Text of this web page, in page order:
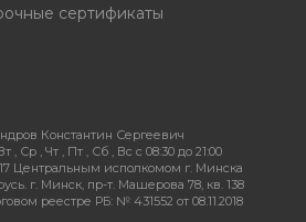
сертификаты
Константин Сергеевич
, Ср , Чт , Пт , Сб , Вс c 08:30 до 21:00
Центральным исполкомом г. Минска
г. Минск, пр-т. Машерова 78, кв. 138
реестре РБ: № 431552 от 08.11.2018